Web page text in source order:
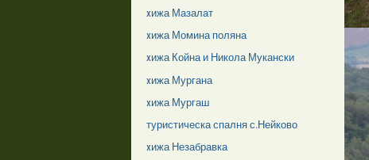
xижа Мазалат
xижа Момина поляна
xижа Койна и Никола Мукански
xижа Мургана
xижа Мургаш
туристическа спалня с.Нейково
xижа Незабравка